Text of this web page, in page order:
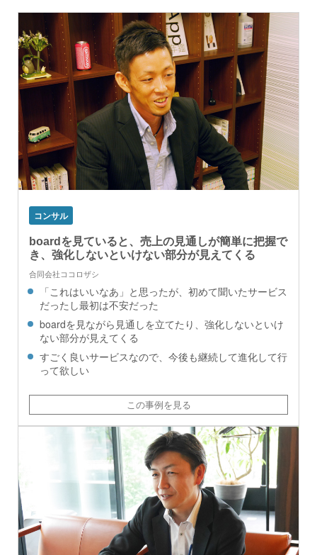
コンサル
boardを見ていると、売上の見通しが簡単に把握で
き、強化しないといけない部分が見えてくる
合同会社ココロザシ
「これはいいなあ」と思ったが、初めて聞いたサービス
だったし最初は不安だった
boardを見ながら見通しを立てたり、強化しないといけ
ない部分が見えてくる
すごく良いサービスなので、今後も継続して進化して行
って欲しい
この事例を見る